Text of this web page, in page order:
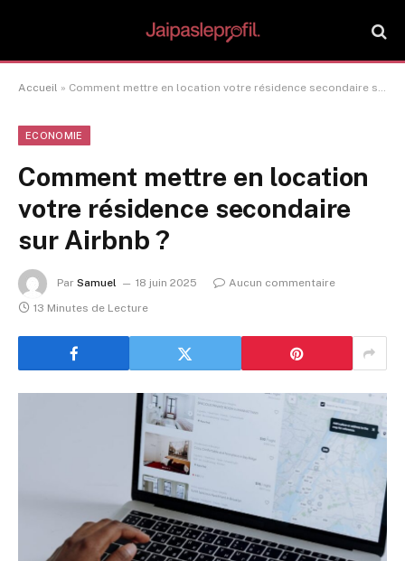
Accueil » Comment mettre en location votre résidence secondaire sur Airbnb ?
ECONOMIE
Comment mettre en location
votre résidence secondaire
sur Airbnb ?
Par Samuel 18 juin 2025
Aucun commentaire
13 Minutes de Lecture